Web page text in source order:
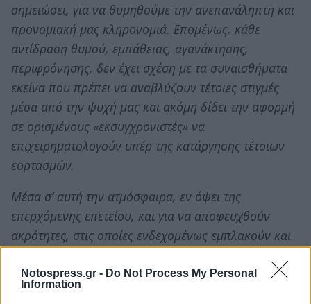
Notospress.gr - Do Not Process My Personal
Information
σημειώσει, για να θυμηθούμε την ανεπανάληπτη και
προνομιακή μας κληρονομιά. Επομένως, κάθε
αντίδραση θυμού, εμπάθειας, αγανάκτησης,
περιφρόνησης, δεν έχει σχέση με τα συναισθήματα
εκείνα που πρέπει να αναβλύζουν τέτοιες στιγμές
μέσα από την ψυχή μας και ακόμη δίδει την αφορμή
σε ορισμένους «εκσυγχρονιστές» να
επιχειρηματολογούν υπέρ της κατάργησης τέτοιων
εορτασμών.
Μέσα σ’ αυτή την ατμόσφαιρα, εν όψει της
επερχόμενης επετείου, και για να αποφευχθούν
ακρότητες, στις οποίες ενδεχομένως εμπλακούν και
και τα σφάλματα των μεγάλων, τολμώ να προτείνω
την απόσυρση της λεγόμενης «εξέδρας των